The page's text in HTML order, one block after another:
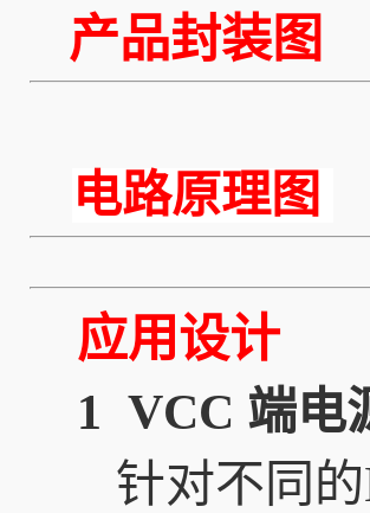
产品封装图
电路原理图
应用设计
1 VCC 端电
针对不同的